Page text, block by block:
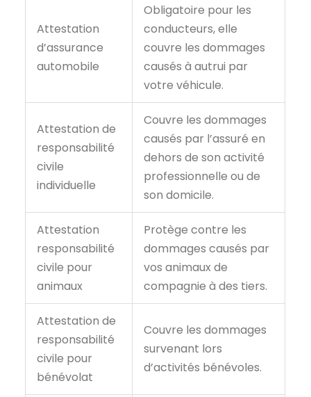
Attestation
d’assurance
automobile
Obligatoire pour les
conducteurs, elle
couvre les dommages
causés à autrui par
votre véhicule.
Attestation de
responsabilité
civile
individuelle
Couvre les dommages
causés par l’assuré en
dehors de son activité
professionnelle ou de
son domicile.
Attestation
responsabilité
civile pour
animaux
Protège contre les
dommages causés par
vos animaux de
compagnie à des tiers.
Attestation de
responsabilité
civile pour
bénévolat
Couvre les dommages
survenant lors
d’activités bénévoles.